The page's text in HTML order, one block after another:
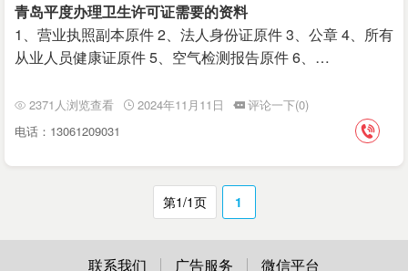
青岛平度办理卫生许可证需要的资料
1、营业执照副本原件 2、法人身份证原件 ​‌‌​‌‌​‌‌​‌‌​‌‌ 3、公章 4、所有
从业人员健康证原件 5、空气检测报告原件 6、…
2371人浏览查看 2024年11月11日
评论一下(0)
电话：13061209031
第1/1页 1
联系我们 广告服务 微信平台